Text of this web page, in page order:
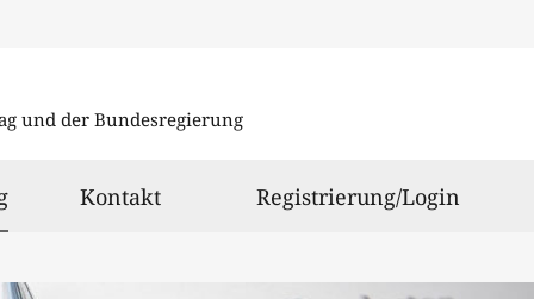
und der Bundesregierung
ausgewählt
Kontakt Registrierung/Login